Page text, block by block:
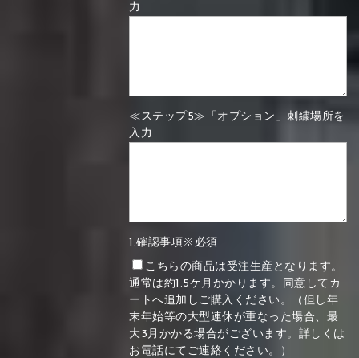
力
≪ステップ5≫「オプション」刺繍場所を
入力
1.確認事項※必須
こちらの商品は受注生産となります。
通常は約1.5ケ月かかります。同意してカ
ートへ追加しご購入ください。（但し年
末年始等の大型連休が重なった場合、最
大3月かかる場合がございます。詳しくは
お電話にてご連絡ください。）